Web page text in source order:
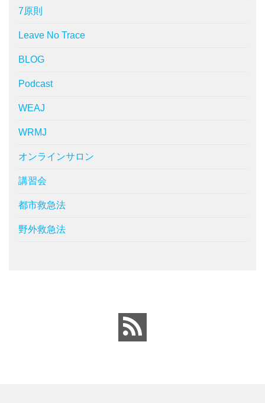
7原則
Leave No Trace
BLOG
Podcast
WEAJ
WRMJ
オンラインサロン
講習会
都市救急法
野外救急法